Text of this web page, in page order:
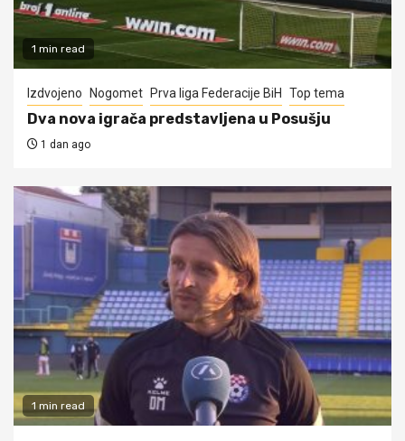
1 min read
Izdvojeno Nogomet Prva liga Federacije BiH Top tema
Dva nova igrača predstavljena u Posušju
1 dan ago
1 min read